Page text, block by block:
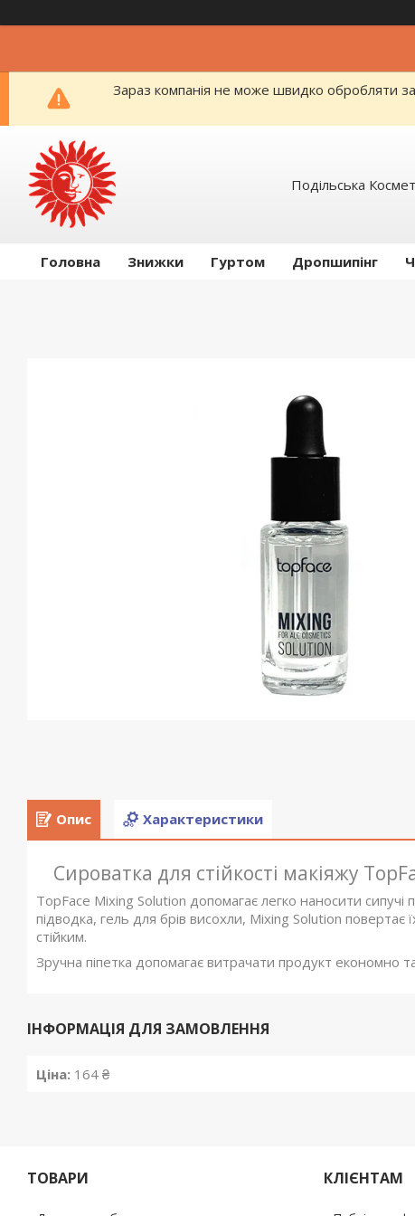
Зараз компанія не може швидко обробляти
Подільська
Головна Знижки Гуртом Дропшипінг
Опис Характеристики
Сироватка для стійкості макіяжу
TopFace Mixing Solution допомагає легко наносити сипучі
підводка, гель для брів висохли, Mixing Solution повертає
стійким.
Зручна піпетка допомагає витрачати продукт економно
ІНФОРМАЦІЯ ДЛЯ ЗАМОВЛЕННЯ
Ціна: 164 ₴
ТОВАРИ КЛІЄНТАМ